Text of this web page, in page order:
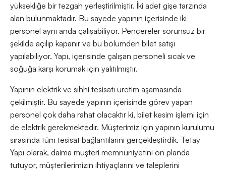
yüksekliğe bir tezgah yerleştirilmiştir. İki adet gişe tarzında
alan bulunmaktadır. Bu sayede yapının içerisinde iki
personel aynı anda çalışabiliyor. Pencereler sorunsuz bir
şekilde açılıp kapanır ve bu bölümden bilet satışı
yapılabiliyor. Yapı, içerisinde çalışan personeli sıcak ve
soğuğa karşı korumak için yalıtılmıştır.
Yapının elektrik ve sıhhi tesisatı üretim aşamasında
çekilmiştir. Bu sayede yapının içerisinde görev yapan
personel çok daha rahat olacaktır ki, bilet kesim işlemi için
de elektrik gerekmektedir. Müşterimiz için yapının kurulumu
sırasında tüm tesisat bağlantılarını gerçekleştirdik. Tetay
Yapı olarak, daima müşteri memnuniyetini ön planda
tutuyor, müşterilerimizin ihtiyaçlarını ve taleplerini